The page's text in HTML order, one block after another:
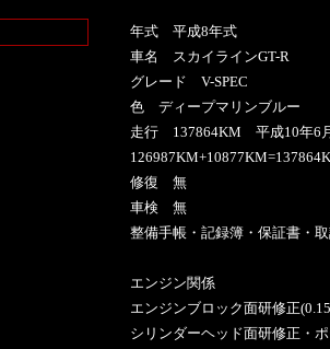
年式 平成8年式
車名 スカイラインGT-R
グレード V-SPEC
色 ディープマリンブルー
走行 137864KM 平成10年6
修復 無
車検 無
整備手帳・記録簿・保証書・
エンジン関係
エンジンブロック面研修正
シリンダーヘッド面研修正・